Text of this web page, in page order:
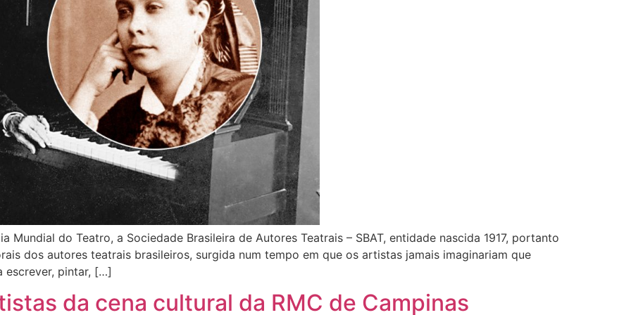
Mundial do Teatro, a Sociedade Brasileira de Autores Teatrais – SBAT, entidade nascida 1917, portanto
dos autores teatrais brasileiros, surgida num tempo em que os artistas jamais imaginariam que
escrever, pintar, […]
da cena cultural da RMC de Campinas